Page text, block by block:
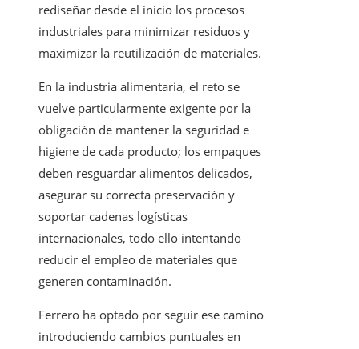
rediseñar desde el inicio los procesos
industriales para minimizar residuos y
maximizar la reutilización de materiales.
En la industria alimentaria, el reto se
vuelve particularmente exigente por la
obligación de mantener la seguridad e
higiene de cada producto; los empaques
deben resguardar alimentos delicados,
asegurar su correcta preservación y
soportar cadenas logísticas
internacionales, todo ello intentando
reducir el empleo de materiales que
generen contaminación.
Ferrero ha optado por seguir ese camino
introduciendo cambios puntuales en